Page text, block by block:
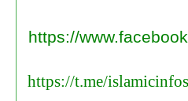
https://
https://t.me/islamicinfos